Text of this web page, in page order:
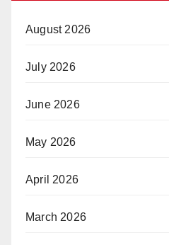
August 2026
July 2026
June 2026
May 2026
April 2026
March 2026